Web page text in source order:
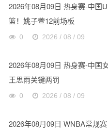
2026年08月09日 热身赛-中国
篮！姚子萱12前场板
0 2026 / 08 / 09
2026年08月09日 热身赛-中国
王思雨关键两罚
0 2026 / 08 / 09
2026年08月09日 WNBA常规